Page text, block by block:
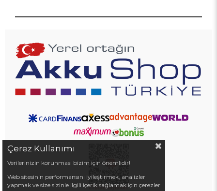
Çerez Kullanımı
Verilerinizin korunması bizim için önemlidir!
Web sitesinin performansını iyileştirmek, analizler
yapmak ve size sizinle ilgili içerik sağlamak için çerezler